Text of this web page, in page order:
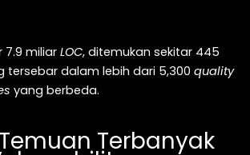
7.9 miliarLOC, ditemukan sekitar 445
tersebar dalam lebih dari 5,300 quality
yang berbeda.
Terbanyak